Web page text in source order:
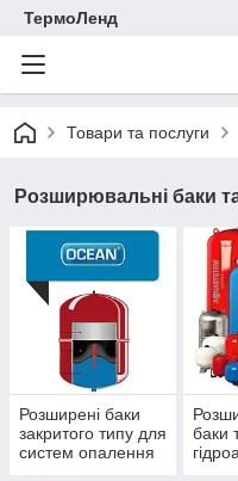
ТермоЛенд
Товари та послуги
Розширювальні баки
Розширені баки
закритого типу для
систем опалення
баки